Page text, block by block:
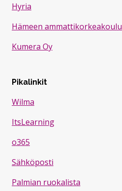
Hyria
Hämeen ammattikorkeakoulu
Kumera Oy
Pikalinkit
Wilma
ItsLearning
o365
Sähköposti
Palmian ruokalista